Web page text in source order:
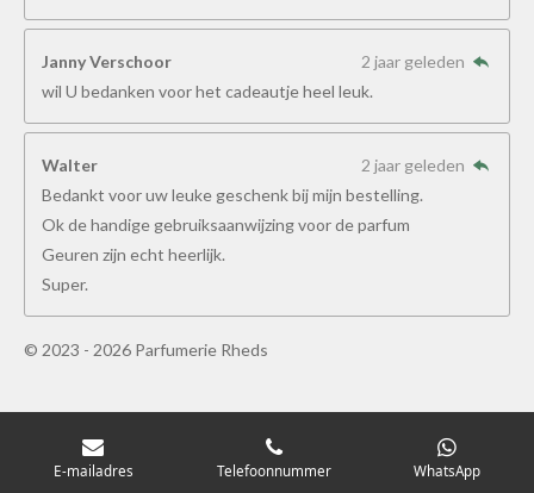
Janny Verschoor
2 jaar geleden
wil U bedanken voor het cadeautje heel leuk.
Walter
2 jaar geleden
Bedankt voor uw leuke geschenk bij mijn bestelling.
Ok de handige gebruiksaanwijzing voor de parfum
Geuren zijn echt heerlijk.
Super.
© 2023 - 2026 Parfumerie Rheds
E-mailadres Telefoonnummer WhatsApp